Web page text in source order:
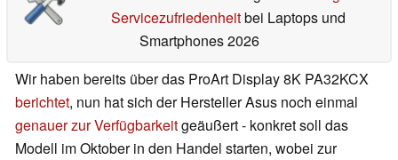
Servicezufriedenheitbei Laptops und
Smartphones 2026
Wir haben bereits über das ProArt Display 8K PA32KCX
berichtet, nun hat sich der Hersteller Asus noch einmal
genauer zur Verfügbarkeitgeäußert - konkret soll das
Modell im Oktober in den Handel starten, wobei zur